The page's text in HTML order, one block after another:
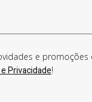
e promoções
Privacidade!